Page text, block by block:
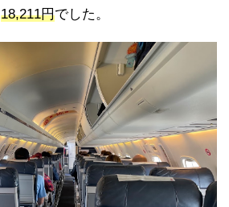
18,211円でした。